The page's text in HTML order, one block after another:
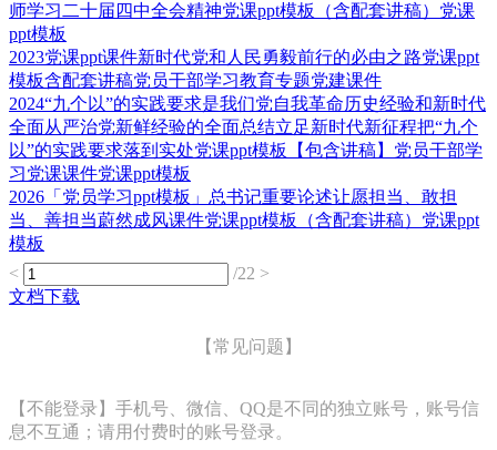
师学习二十届四中全会精神党课ppt模板（含配套讲稿）党课
ppt模板
2023党课ppt课件新时代党和人民勇毅前行的必由之路党课ppt
模板含配套讲稿党员干部学习教育专题党建课件
2024“九个以”的实践要求是我们党自我革命历史经验和新时代
全面从严治党新鲜经验的全面总结立足新时代新征程把“九个
以”的实践要求落到实处党课ppt模板【包含讲稿】党员干部学
习党课课件党课ppt模板
2026「党员学习ppt模板」总书记重要论述让愿担当、敢担
当、善担当蔚然成风课件党课ppt模板（含配套讲稿）党课ppt
模板
<
/22 >
文档下载
【常见问题】
【不能登录】手机号、微信、QQ是不同的独立账号，账号信
息不互通；请用付费时的账号登录。